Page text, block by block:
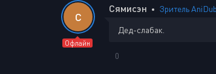
С
Офлайн
Сямисэн Зритель AniDub
Дед-слабак.
0